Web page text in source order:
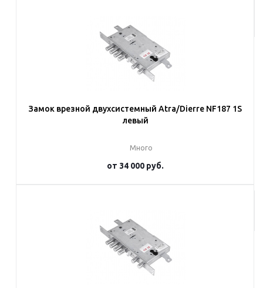
Замок врезной двухсистемный Atra/Dierre NF187 1S
левый
Много
от 34 000 руб.